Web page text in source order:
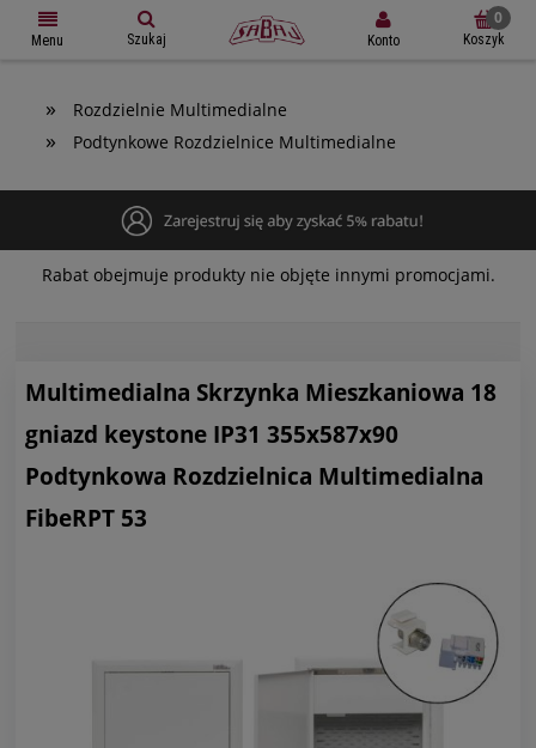
Menu Szukaj Konto Koszyk
» Rozdzielnie Multimedialne
» Podtynkowe Rozdzielnice Multimedialne
Rabat obejmuje produkty nie objęte innymi promocjami.
Multimedialna Skrzynka Mieszkaniowa 18
gniazd keystone IP31 355x587x90
Podtynkowa Rozdzielnica Multimedialna
FibeRPT 53